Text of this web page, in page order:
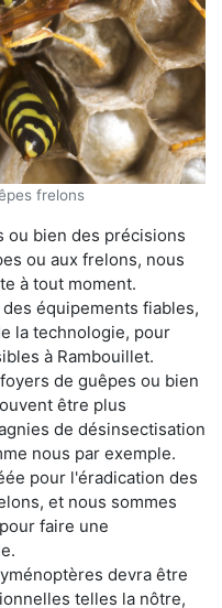
frelons
ou bien des précisions
ou aux frelons, nous
à tout moment.
équipements fiables,
la technologie, pour
à Rambouillet.
de guêpes ou bien
être plus
de désinsectisation
nous par exemple.
pour l'éradication des
et nous sommes
faire une
devra être
telles la nôtre,